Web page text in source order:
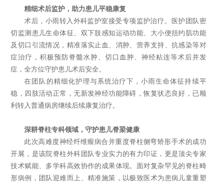
精细术后监护，助力患儿平稳康复
术后，小雨转入外科监护室接受专项监护治疗。医护团队密
切监测患儿生命体征、双下肢感知运动功能、大小便括约肌功能
及切口引流情况，精准落实止血、消肿、营养支持、抗感染等对
症治疗，积极预防脊髓水肿、切口血肿、神经粘连等术后并发
症，全方位守护患儿术后安全。
在团队的精细化护理与系统治疗下，小雨生命体征持续平
稳，四肢活动正常，无新发神经功能障碍，恢复状态良好，已顺
利转入普通病房继续后续康复治疗。
深耕脊柱专科领域，守护患儿脊梁健康
此次高难度神经纤维瘤病合并重度脊柱侧弯矫形手术的成功
开展，是该院脊柱外科团队专业实力的有力印证，更是顶尖专家
技术赋能、多学科高效协作的成果体现。面对复杂罕见的脊柱畸
形病例，团队迎难而上、精准施策，以极致医术为患病儿童重塑